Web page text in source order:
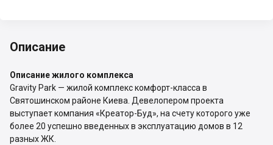
Описание
Описание жилого комплекса
Gravity Park — жилой комплекс комфорт-класса в
Святошинском районе Киева. Девелопером проекта
выступает компания «Креатор-Буд», на счету которого уже
более 20 успешно введенных в эксплуатацию домов в 12
разных ЖК.